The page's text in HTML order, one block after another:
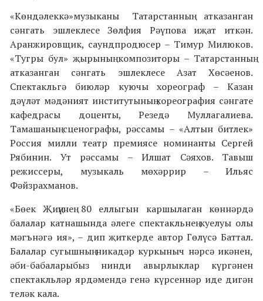
«Көндәлеккә»музыканы Татарстанның атказанган
сәнгать эшлеклесе Зөлфия Рәүпова иҗат иткән.
Аранжировщик, саундпродюсер – Тимур Милюков.
«Тугры бул» җырының композиторы – Татарстанның
атказанган сәнгать эшлеклесе Азат Хөсәенов.
Спектакльгә биюләр куючы хореограф – Казан
дәүләт мәдәният институтының хореография сәнгате
кафедрасы доценты, Резедә Муллагалиева.
Тамашаның сценографы, рәссамы – «Алтын битлек»
Россия милли театр премиясе номинанты Сергей
Рябинин. Ут рәссамы – Илшат Сәяхов. Тавыш
режиссеры, музыкаль мөхәррир – Ильяс
Фәйзрахманов.
«Бөек Җиңүнең 80 еллыгын каршылаган көннәрдә
балалар катнашында әлеге спектакльнең куелуы олы
мәгънәгә ия», – дип җиткерде автор Гөлүсә Баттал.
Балалар сугышның никадәр куркыныч нәрсә икәнен,
әби-бабаларыбыз нинди авырлыклар күргәнен
спектакльләр ярдәмендә генә күрсеннәр иде дигән
теләк кала.